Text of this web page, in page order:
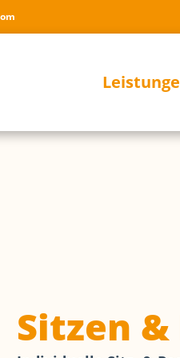
Elektr.
Baden &
Sitzen